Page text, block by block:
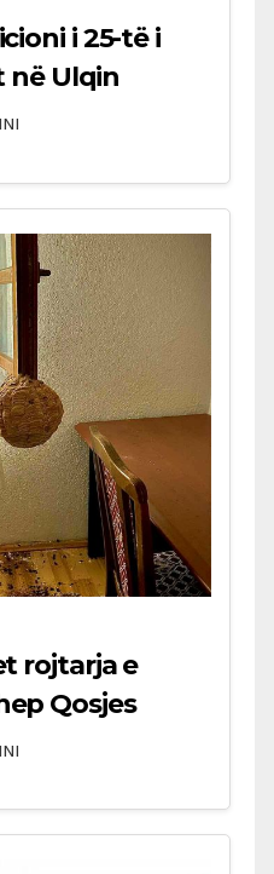
i 25-të i
në Ulqin
rojtarja e
Qosjes